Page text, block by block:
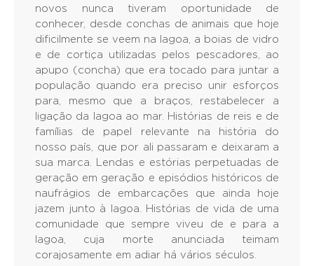
novos nunca tiveram oportunidade de
conhecer, desde conchas de animais que hoje
dificilmente se veem na lagoa, a boias de vidro
e de cortiça utilizadas pelos pescadores, ao
apupo (concha) que era tocado para juntar a
população quando era preciso unir esforços
para, mesmo que a braços, restabelecer a
ligação da lagoa ao mar. Histórias de reis e de
famílias de papel relevante na história do
nosso país, que por ali passaram e deixaram a
sua marca. Lendas e estórias perpetuadas de
geração em geração e episódios históricos de
naufrágios de embarcações que ainda hoje
jazem junto à lagoa. Histórias de vida de uma
comunidade que sempre viveu de e para a
lagoa, cuja morte anunciada teimam
corajosamente em adiar há vários séculos.